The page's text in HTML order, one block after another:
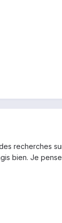
recherches
bien. Je